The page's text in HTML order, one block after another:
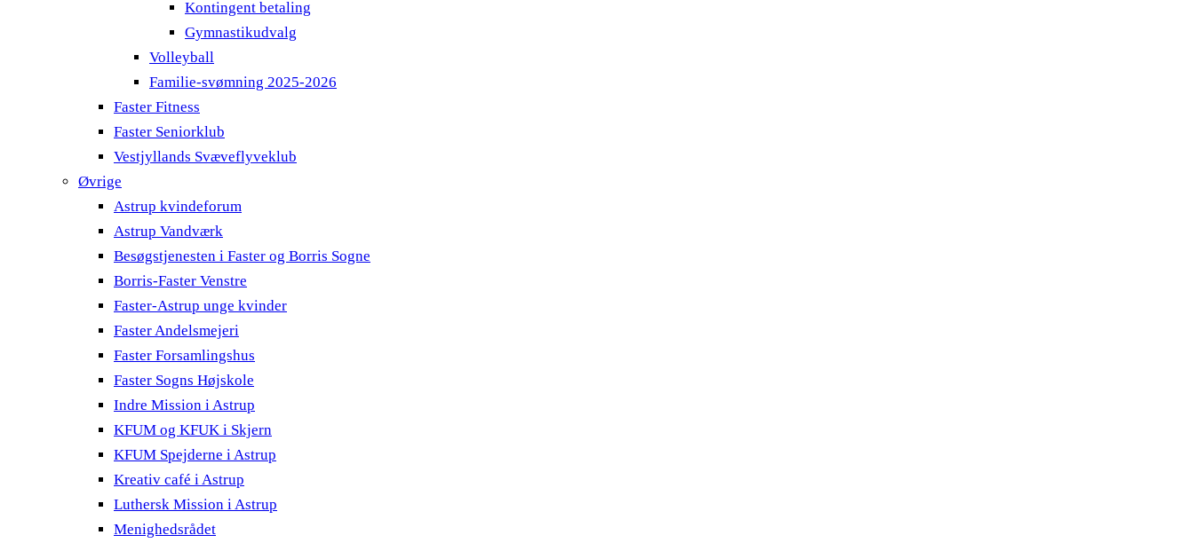
Kontingent betaling
Gymnastikudvalg
Volleyball
Familie-svømning 2025-2026
Faster Fitness
Faster Seniorklub
Vestjyllands Svæveflyveklub
Øvrige
Astrup kvindeforum
Astrup Vandværk
Besøgstjenesten i Faster og Borris Sogne
Borris-Faster Venstre
Faster-Astrup unge kvinder
Faster Andelsmejeri
Faster Forsamlingshus
Faster Sogns Højskole
Indre Mission i Astrup
KFUM og KFUK i Skjern
KFUM Spejderne i Astrup
Kreativ café i Astrup
Luthersk Mission i Astrup
Menighedsrådet